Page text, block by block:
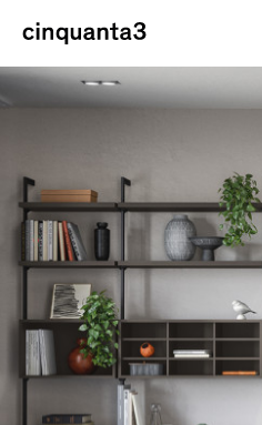
Cinquanta3